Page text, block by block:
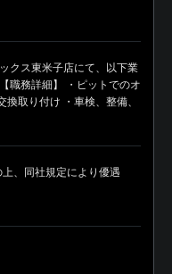
クス東米子店にて、以下業
職務詳細】 ・ピットでのオ
取り付け ・車検、整備、
、同社規定により優遇